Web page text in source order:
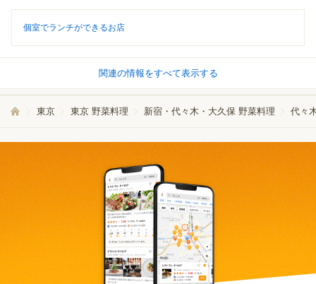
個室でランチができるお店
関連の情報をすべて表示する
東京 東京 野菜料理 新宿・代々木・大久保 野菜料理 代々